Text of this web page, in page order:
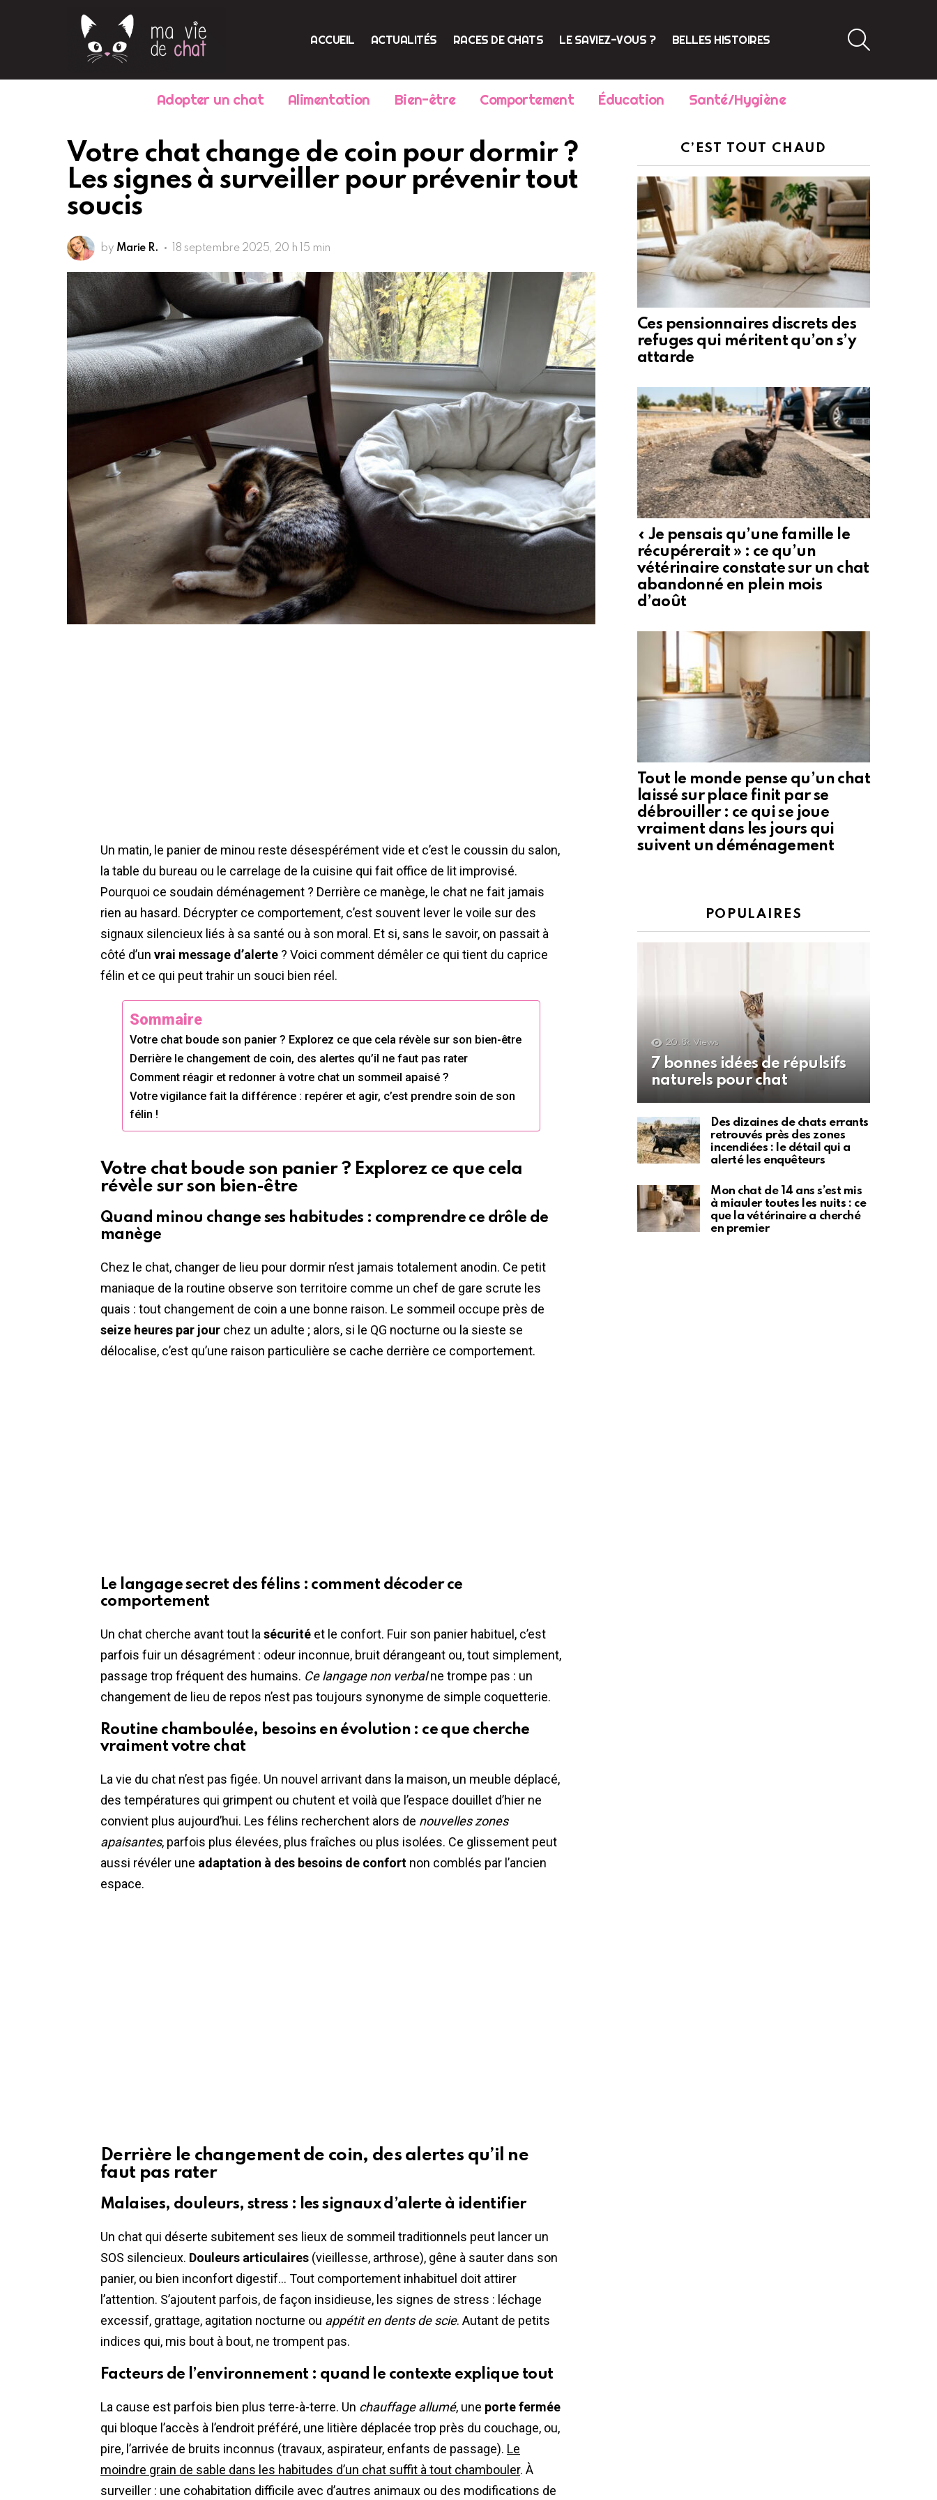
ACCUEIL ACTUALITÉS RACES DE CHATS LE SAVIEZ-VOUS ? BELLES HISTOIRES
Adopter un chat Alimentation Bien-être Comportement Éducation Santé/Hygiène
Votre chat change de coin pour dormir ?
Les signes à surveiller pour prévenir tout
soucis
by Marie R. 18 septembre 2025, 20 h 15 min
Un matin, le panier de minou reste désespérément vide et c’est le coussin du salon,
la table du bureau ou le carrelage de la cuisine qui fait office de lit improvisé.
Pourquoi ce soudain déménagement ? Derrière ce manège, le chat ne fait jamais
rien au hasard. Décrypter ce comportement, c’est souvent lever le voile sur des
signaux silencieux liés à sa santé ou à son moral. Et si, sans le savoir, on passait à
côté d’un vrai message d’alerte ? Voici comment démêler ce qui tient du caprice
félin et ce qui peut trahir un souci bien réel.
Sommaire
Votre chat boude son panier ? Explorez ce que cela révèle sur son bien-être
Derrière le changement de coin, des alertes qu’il ne faut pas rater
Comment réagir et redonner à votre chat un sommeil apaisé ?
Votre vigilance fait la différence : repérer et agir, c’est prendre soin de son
félin !
Votre chat boude son panier ? Explorez ce que cela
révèle sur son bien-être
Quand minou change ses habitudes : comprendre ce drôle de
manège
Chez le chat, changer de lieu pour dormir n’est jamais totalement anodin. Ce petit
maniaque de la routine observe son territoire comme un chef de gare scrute les
quais : tout changement de coin a une bonne raison. Le sommeil occupe près de
seize heures par jour chez un adulte ; alors, si le QG nocturne ou la sieste se
délocalise, c’est qu’une raison particulière se cache derrière ce comportement.
Le langage secret des félins : comment décoder ce
comportement
Un chat cherche avant tout la sécurité et le confort. Fuir son panier habituel, c’est
parfois fuir un désagrément : odeur inconnue, bruit dérangeant ou, tout simplement,
passage trop fréquent des humains. Ce langage non verbalne trompe pas : un
changement de lieu de repos n’est pas toujours synonyme de simple coquetterie.
Routine chamboulée, besoins en évolution : ce que cherche
vraiment votre chat
La vie du chat n’est pas figée. Un nouvel arrivant dans la maison, un meuble déplacé,
des températures qui grimpent ou chutent et voilà que l’espace douillet d’hier ne
convient plus aujourd’hui. Les félins recherchent alors de nouvelles zones
apaisantes, parfois plus élevées, plus fraîches ou plus isolées. Ce glissement peut
aussi révéler une adaptation à des besoins de confort non comblés par l’ancien
espace.
Derrière le changement de coin, des alertes qu’il ne
faut pas rater
Malaises, douleurs, stress : les signaux d’alerte à identifier
Un chat qui déserte subitement ses lieux de sommeil traditionnels peut lancer un
SOS silencieux. Douleurs articulaires (vieillesse, arthrose), gêne à sauter dans son
panier, ou bien inconfort digestif… Tout comportement inhabituel doit attirer
l’attention. S’ajoutent parfois, de façon insidieuse, les signes de stress : léchage
excessif, grattage, agitation nocturne ou appétit en dents de scie. Autant de petits
indices qui, mis bout à bout, ne trompent pas.
Facteurs de l’environnement : quand le contexte explique tout
La cause est parfois bien plus terre-à-terre. Un chauffage allumé, une porte fermée
qui bloque l’accès à l’endroit préféré, une litière déplacée trop près du couchage, ou,
pire, l’arrivée de bruits inconnus (travaux, aspirateur, enfants de passage). Le
moindre grain de sable dans les habitudes d’un chat suffit à tout chambouler. À
surveiller : une cohabitation difficile avec d’autres animaux ou des modifications de
C’EST TOUT CHAUD
Ces pensionnaires discrets des
refuges qui méritent qu’on s’y
attarde
« Je pensais qu’une famille le
récupérerait » : ce qu’un
vétérinaire constate sur un chat
abandonné en plein mois
d’août
Tout le monde pense qu’un chat
laissé sur place finit par se
débrouiller : ce qui se joue
vraiment dans les jours qui
suivent un déménagement
POPULAIRES
20.8k Views
7 bonnes idées de répulsifs
naturels pour chat
Des dizaines de chats errants
retrouvés près des zones
incendiées : le détail qui a
alerté les enquêteurs
Mon chat de 14 ans s’est mis
à miauler toutes les nuits : ce
que la vétérinaire a cherché
en premier